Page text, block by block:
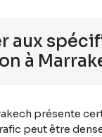
aux
à
présente
peut être